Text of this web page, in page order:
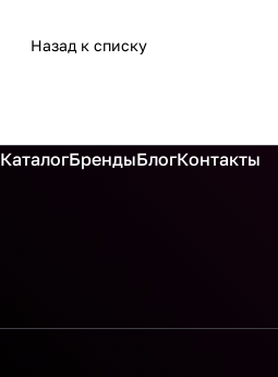
Назад к списку
КаталогБрендыБлогКонтакты